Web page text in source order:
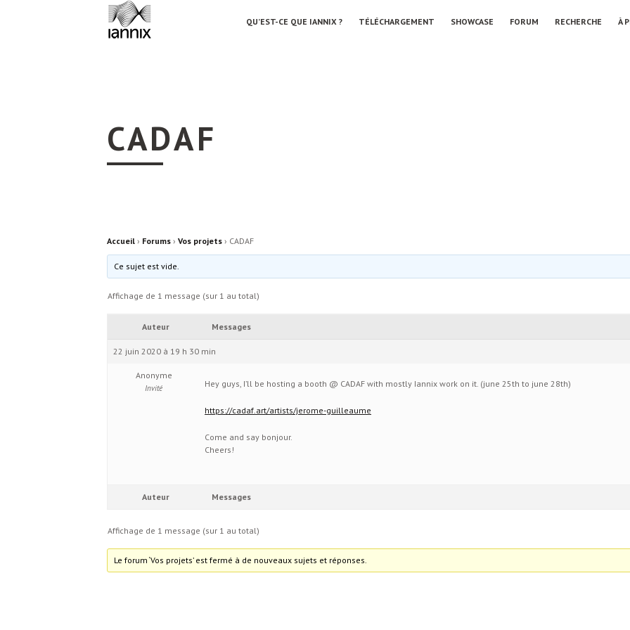
QU’EST-CE QUE IANNIX ? TÉLÉCHARGEMENT SHOWCASE FORUM RECHERCHE À
CADAF
Accueil › Forums › Vos projets › CADAF
Ce sujet est vide.
Affichage de 1 message (sur 1 au total)
Auteur Messages
22 juin 2020 à 19 h 30 min
Anonyme
Invité Hey guys, I’ll be hosting a booth @ CADAF with mostly Iannix work on it. (june 25th to june 28th)
https://cadaf.art/artists/jerome-guilleaume
Come and say bonjour.
Cheers!
Auteur Messages
Affichage de 1 message (sur 1 au total)
Le forum ‘Vos projets’ est fermé à de nouveaux sujets et réponses.